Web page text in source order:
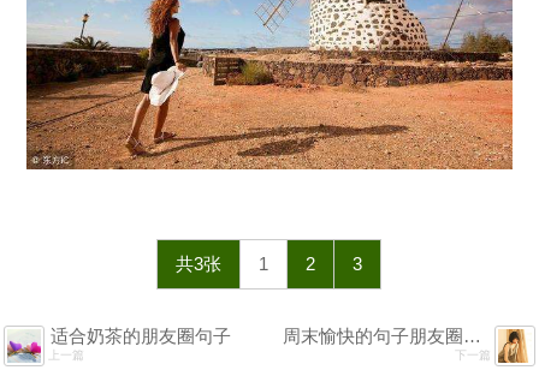
共3张 1 2 3
适合奶茶的朋友圈句子
上一篇
周末愉快的句子朋友圈简短
下一篇